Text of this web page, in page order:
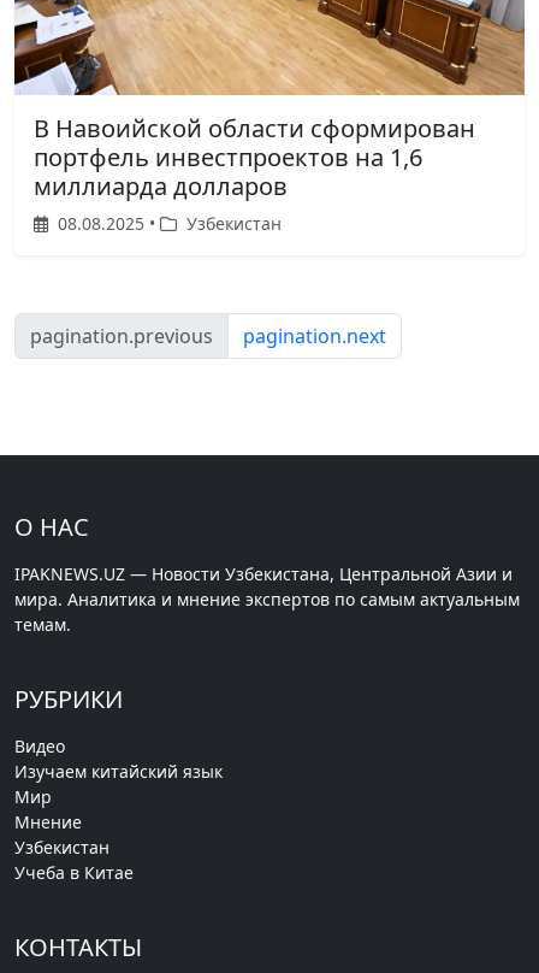
В Навоийской области сформирован
портфель инвестпроектов на 1,6
миллиарда долларов
08.08.2025 • Узбекистан
pagination.previous pagination.next
О НАС
IPAKNEWS.UZ — Новости Узбекистана, Центральной Азии и
мира. Аналитика и мнение экспертов по самым актуальным
темам.
РУБРИКИ
Видео
Изучаем китайский язык
Мир
Мнение
Узбекистан
Учеба в Китае
КОНТАКТЫ